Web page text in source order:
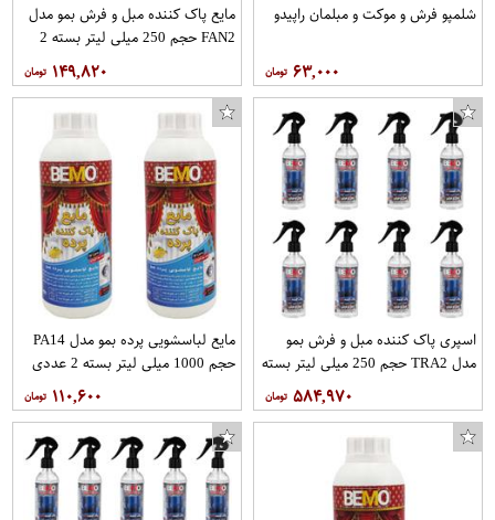
شلمپو فرش و موکت و مبلمان راپیدو
۶۳,۰۰۰
مایع پاک کننده مبل و فرش بمو مدل
FAN2 حجم 250 میلی لیتر بسته 2
۱۴۹,۸۲۰
اسپری پاک کننده مبل و فرش بمو
مدل TRA2 حجم 250 میلی لیتر بسته
۵۸۴,۹۷۰
مایع لباسشویی پرده بمو مدل PA14
حجم 1000 میلی لیتر بسته 2 عددی
۱۱۰,۶۰۰